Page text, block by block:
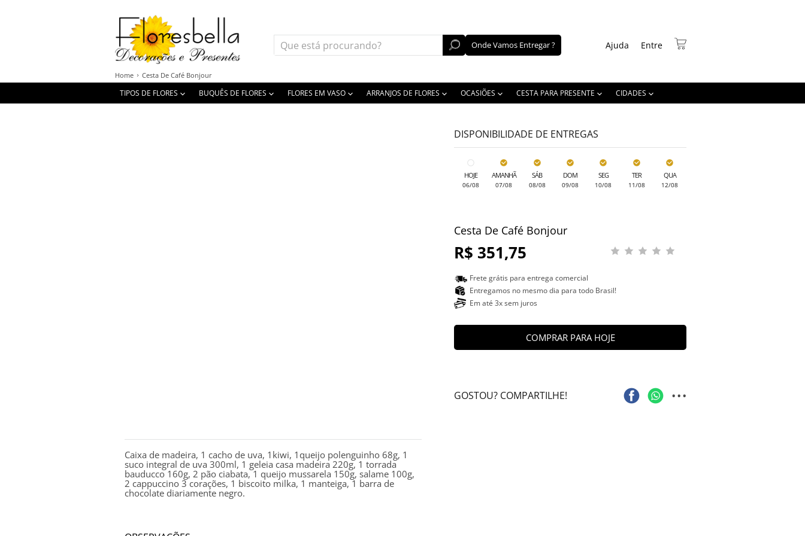
Onde Vamos Entregar ? Entre
Ajuda
TIPOS DE FLORES BUQUÊS DE FLORES FLORES EM VASO ARRANJOS DE FLORES OCASIÕES CESTA PARA PRESENTE CIDADES
Home Cesta De Café Bonjour
Caixa de madeira, 1 cacho de uva, 1kiwi, 1queijo polenguinho 68g, 1
suco integral de uva 300ml, 1 geleia casa madeira 220g, 1 torrada
bauducco 160g, 2 pão ciabata, 1 queijo mussarela 150g, salame 100g,
2 cappuccino 3 corações, 1 biscoito milka, 1 manteiga, 1 barra de
chocolate diariamente negro.
DISPONIBILIDADE DE ENTREGAS
HOJE
06/08
AMANHÃ
07/08
SÁB
08/08
DOM
09/08
SEG
10/08
TER
11/08
QUA
12/08
Cesta De Café Bonjour
R$ 351,75
Frete grátis para entrega comercial
Entregamos no mesmo dia para todo Brasil!
Em até 3x sem juros
COMPRAR PARA HOJE
GOSTOU? COMPARTILHE! ...